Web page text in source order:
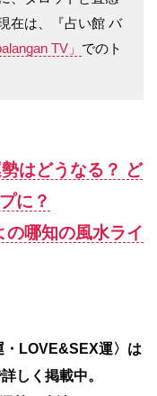
在は、『占い館 バ
TV」 でのト
はどうなる？ ど
に？
哪知の風水ライ
・LOVE&SEX運〉は
しく掲載中。